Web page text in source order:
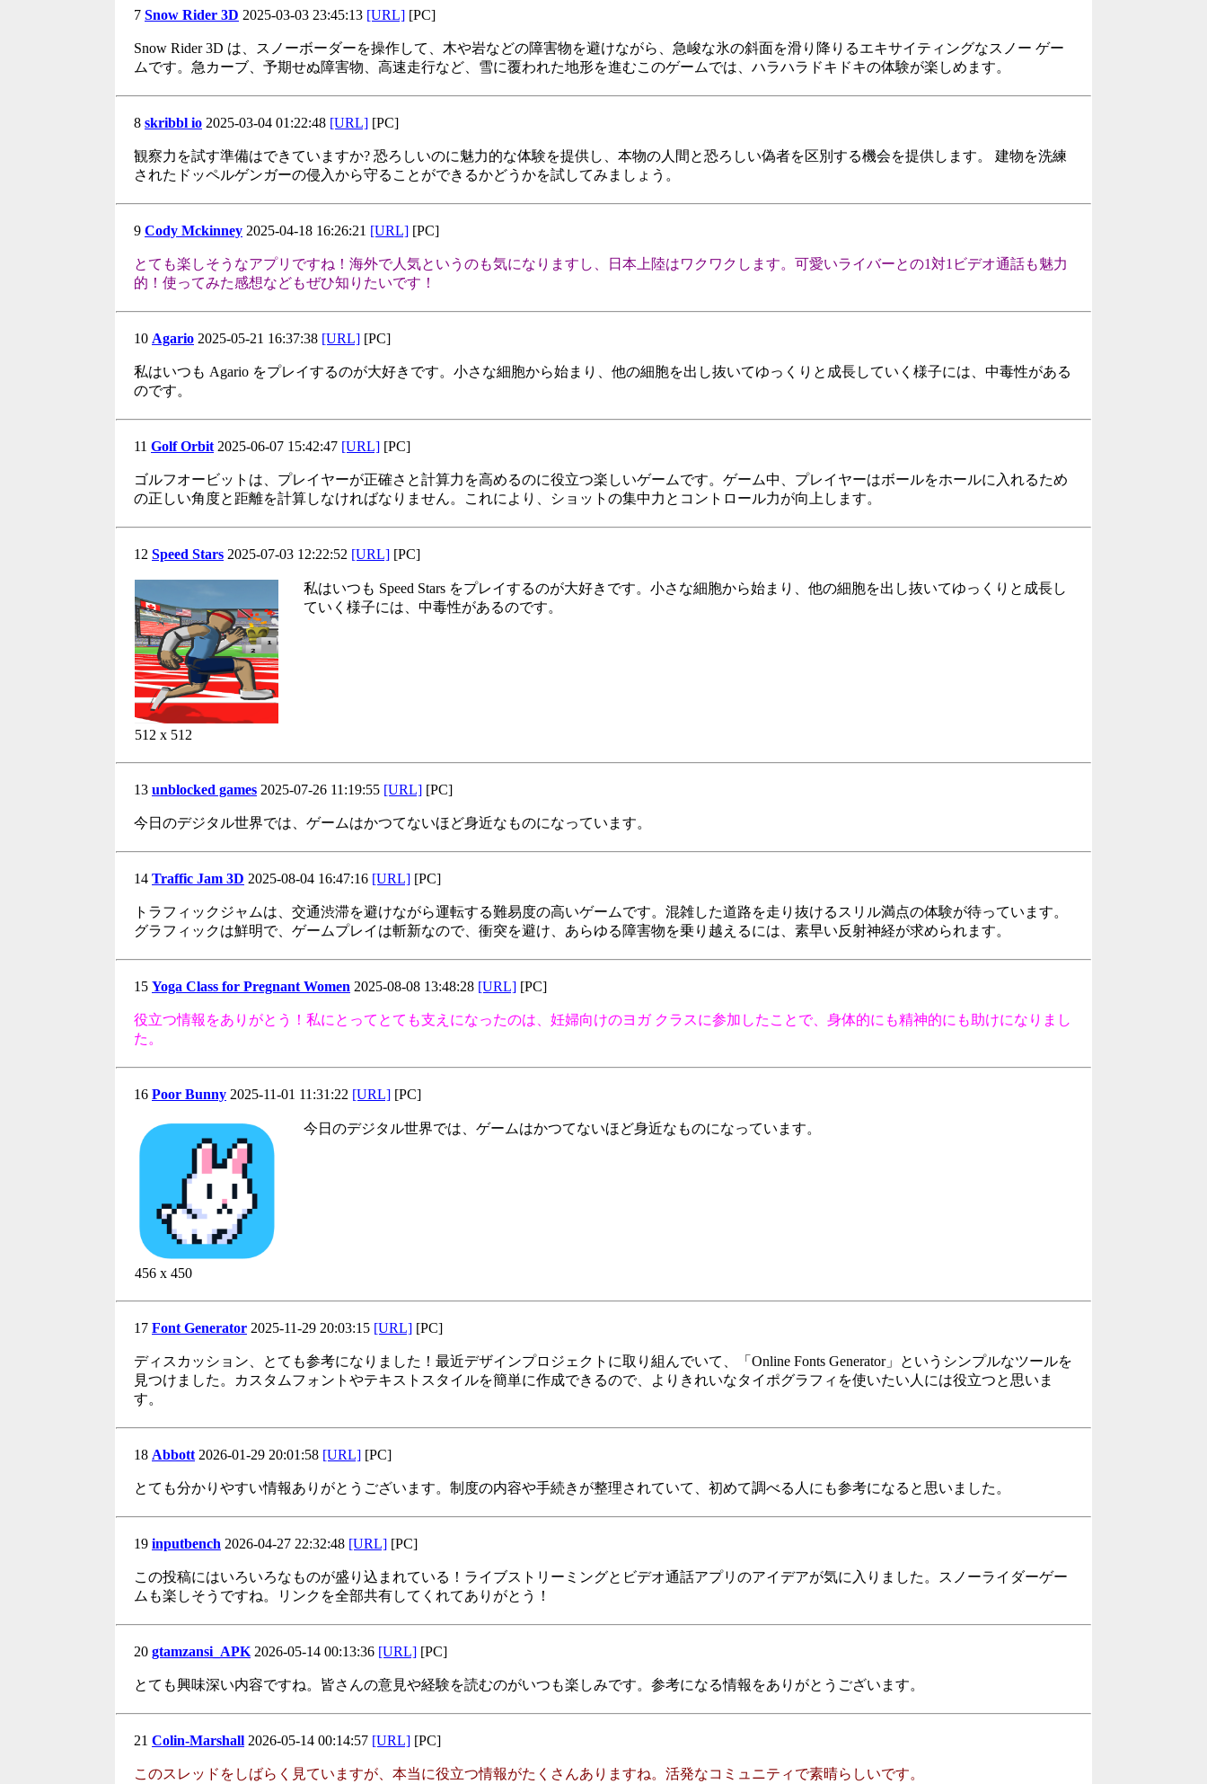
7 Snow Rider 3D 2025-03-03 23:45:13 [URL] [PC]
Snow Rider 3D は、スノーボーダーを操作して、木や岩などの障害物を避けながら、急峻な氷の斜面を滑り降りるエキサイティングなスノー ゲー
ムです。急カーブ、予期せぬ障害物、高速走行など、雪に覆われた地形を進むこのゲームでは、ハラハラドキドキの体験が楽しめます。
8 skribbl io 2025-03-04 01:22:48 [URL] [PC]
観察力を試す準備はできていますか? 恐ろしいのに魅力的な体験を提供し、本物の人間と恐ろしい偽者を区別する機会を提供します。 建物を洗練
されたドッペルゲンガーの侵入から守ることができるかどうかを試してみましょう。
9 Cody Mckinney 2025-04-18 16:26:21 [URL] [PC]
とても楽しそうなアプリですね！海外で人気というのも気になりますし、日本上陸はワクワクします。可愛いライバーとの1対1ビデオ通話も魅力
的！使ってみた感想などもぜひ知りたいです！
10 Agario 2025-05-21 16:37:38 [URL] [PC]
私はいつも Agario をプレイするのが大好きです。小さな細胞から始まり、他の細胞を出し抜いてゆっくりと成長していく様子には、中毒性がある
のです。
11 Golf Orbit 2025-06-07 15:42:47 [URL] [PC]
ゴルフオービットは、プレイヤーが正確さと計算力を高めるのに役立つ楽しいゲームです。ゲーム中、プレイヤーはボールをホールに入れるため
の正しい角度と距離を計算しなければなりません。これにより、ショットの集中力とコントロール力が向上します。
12 Speed Stars 2025-07-03 12:22:52 [URL] [PC]
512 x 512
私はいつも Speed Stars をプレイするのが大好きです。小さな細胞から始まり、他の細胞を出し抜いてゆっくりと成長し
ていく様子には、中毒性があるのです。
13 unblocked games 2025-07-26 11:19:55 [URL] [PC]
今日のデジタル世界では、ゲームはかつてないほど身近なものになっています。
14 Traffic Jam 3D 2025-08-04 16:47:16 [URL] [PC]
トラフィックジャムは、交通渋滞を避けながら運転する難易度の高いゲームです。混雑した道路を走り抜けるスリル満点の体験が待っています。
グラフィックは鮮明で、ゲームプレイは斬新なので、衝突を避け、あらゆる障害物を乗り越えるには、素早い反射神経が求められます。
15 Yoga Class for Pregnant Women 2025-08-08 13:48:28 [URL] [PC]
役立つ情報をありがとう！私にとってとても支えになったのは、妊婦向けのヨガ クラスに参加したことで、身体的にも精神的にも助けになりまし
た。
16 Poor Bunny 2025-11-01 11:31:22 [URL] [PC]
456 x 450
今日のデジタル世界では、ゲームはかつてないほど身近なものになっています。
17 Font Generator 2025-11-29 20:03:15 [URL] [PC]
ディスカッション、とても参考になりました！最近デザインプロジェクトに取り組んでいて、「Online Fonts Generator」というシンプルなツールを
見つけました。カスタムフォントやテキストスタイルを簡単に作成できるので、よりきれいなタイポグラフィを使いたい人には役立つと思いま
す。
18 Abbott 2026-01-29 20:01:58 [URL] [PC]
とても分かりやすい情報ありがとうございます。制度の内容や手続きが整理されていて、初めて調べる人にも参考になると思いました。
19 inputbench 2026-04-27 22:32:48 [URL] [PC]
この投稿にはいろいろなものが盛り込まれている！ライブストリーミングとビデオ通話アプリのアイデアが気に入りました。スノーライダーゲー
ムも楽しそうですね。リンクを全部共有してくれてありがとう！
20 gtamzansi_APK 2026-05-14 00:13:36 [URL] [PC]
とても興味深い内容ですね。皆さんの意見や経験を読むのがいつも楽しみです。参考になる情報をありがとうございます。
21 Colin-Marshall 2026-05-14 00:14:57 [URL] [PC]
このスレッドをしばらく見ていますが、本当に役立つ情報がたくさんありますね。活発なコミュニティで素晴らしいです。